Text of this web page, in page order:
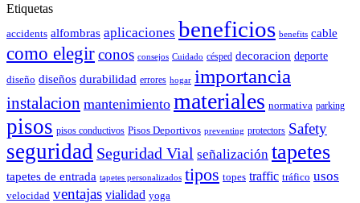
Etiquetas
accidents alfombras aplicaciones beneficios benefits cable
como elegirconos consejos Cuidado césped decoracion deporte
diseño diseños durabilidad errores hogar importancia
instalacion mantenimiento materiales normativa parking
pisos pisos conductivos Pisos Deportivos preventing protectors Safety
seguridad Seguridad Vial señalización tapetes
tapetes de entrada tapetes personalizados tipos topes traffic tráfico usos
velocidad ventajas vialidad yoga